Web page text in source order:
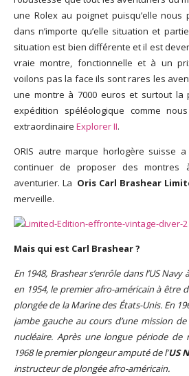
une Rolex au poignet puisqu’elle nous
dans n’importe qu’elle situation et
situation est bien différente et il est
vraie montre, fonctionnelle et à un
voilons pas la face ils sont rares les
une montre à 7000 euros et surtout la
expédition spéléologique comme
extraordinaire Explorer II.
ORIS autre marque horlogère suisse a
continuer de proposer des montres
aventurier. La Oris Carl Brashear
merveille.
Mais qui est Carl Brashear ?
En 1948, Brashear s’enrôle dans l’US Navy
en 1954, le premier afro-américain à être
plongée de la Marine des États-Unis. En
jambe gauche au cours d’une mission
nucléaire. Après une longue période de
1968 le premier plongeur amputé de l’US
instructeur de plongée afro-américain.